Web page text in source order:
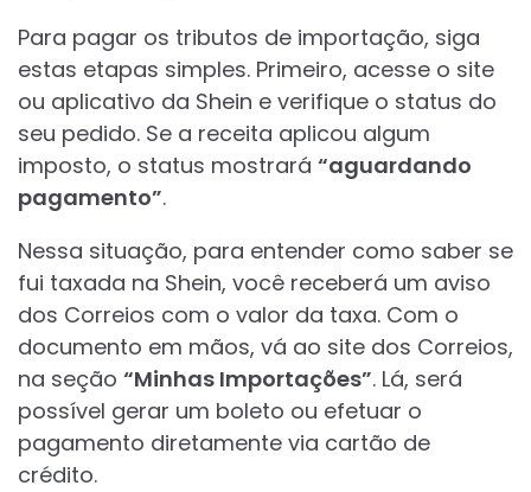
Para pagar os tributos de importação, siga
estas etapas simples. Primeiro, acesse o site
ou aplicativo da Shein e verifique o status do
seu pedido. Se a receita aplicou algum
imposto, o status mostrará “aguardando
pagamento”.
Nessa situação, para entender como saber se
fui taxada na Shein, você receberá um aviso
dos Correios com o valor da taxa. Com o
documento em mãos, vá ao site dos Correios,
na seção “Minhas Importações”. Lá, será
possível gerar um boleto ou efetuar o
pagamento diretamente via cartão de
crédito.